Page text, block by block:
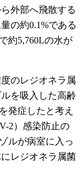
外部へ飛散する
の約0.1%である
約5,760Lの水が
のレジオネラ属
を吸入した高齢
発症したと考え
2）感染防止の
ルが病室に入っ
レジオネラ属菌